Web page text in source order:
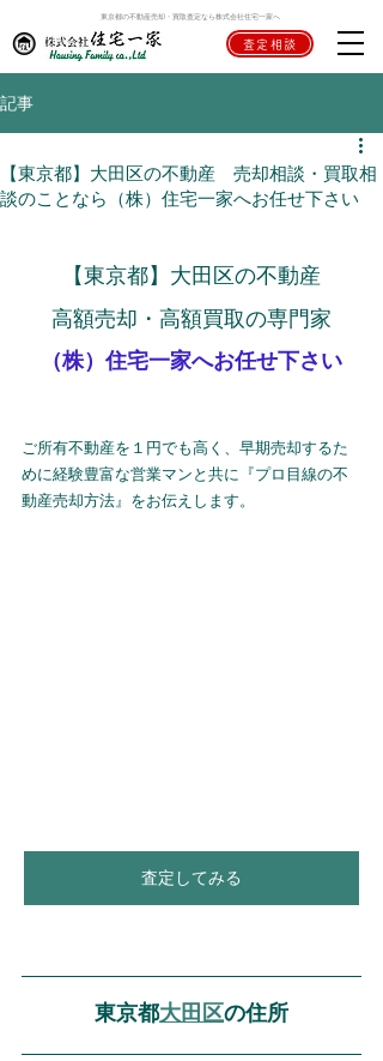
東京都の不動産売却・買取査定なら株式会社住宅一家へ
査定相談
記事
【東京都】大田区の不動産 売却相談・買取相
談のことなら（株）住宅一家へお任せ下さい
【東京都】大田区の不動産
高額売却・高額買取の専門家
（株）住宅一家へお任せ下さい
ご所有不動産を１円でも高く、早期売却するた
めに経験豊富な営業マンと共に『プロ目線の不
動産売却方法』をお伝えします。
査定してみる
東京都大田区の住所